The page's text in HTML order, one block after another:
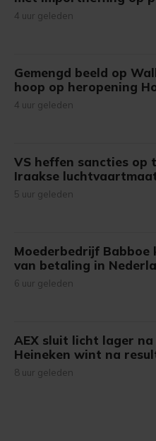
4 uur geleden
Gemengd beeld op
hoop op heropening
4 uur geleden
VS heffen sancties op
Iraakse
5 uur geleden
Moederbedrijf
van betaling in
6 uur geleden
AEX sluit licht lager
Heineken wint na
8 uur geleden